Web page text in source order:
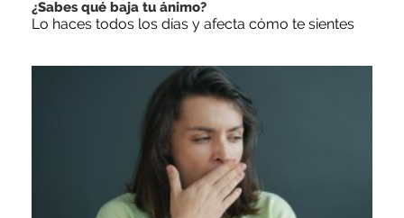
¿Sabes qué baja tu ánimo?
Lo haces todos los días y afecta cómo te sientes